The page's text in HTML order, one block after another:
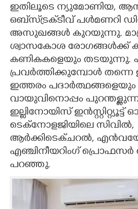
ഇതിലൂടെ ന്യുമോണിയ,
ഒബ്‌സ്‌ട്രക്‌ടീവ് പൾമണറി
അസുഖങ്ങൾ കുറയുന്നു.
ശ്വാസകോശ രോഗങ്ങൾക്ക്
കണികകളെയും തടയുന്നു.
പ്രവർത്തിക്കുമ്പോൾ തന്നെ
ഇത്തരം
വായുവിനൊപ്പം
ഇല്ലിനോയിസ് ഇൻസ്റ്റിറ്റ്യൂട്ട്
ടെക്നോളജിയിലെ സിവിൽ,
ആർക്കിടെക്ചറൽ,
എഞ്ചിനീയറിംഗ് പ്രൊഫസർ
പറഞ്ഞു.